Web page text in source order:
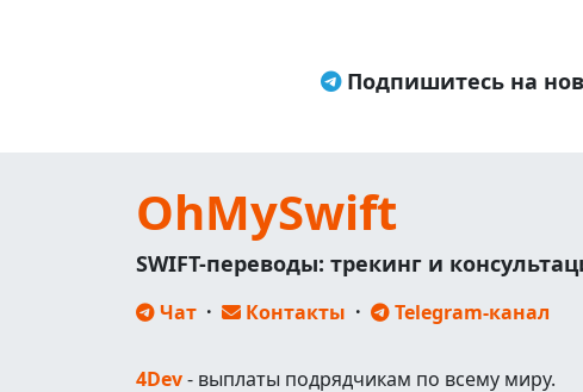
Подпишитесь на
OhMySwift
SWIFT-переводы: трекинг и
Чат · Контакты · Telegram-канал
4Dev- выплаты подрядчикам по всему миру.